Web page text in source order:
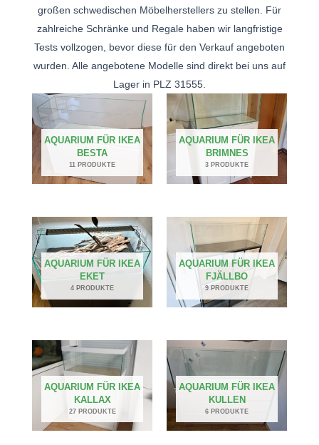
großen schwedischen Möbelherstellers zu stellen. Für
zahlreiche Schränke und Regale haben wir langfristige
Tests vollzogen, bevor diese für den Verkauf angeboten
wurden. Alle angebotene Modelle sind direkt bei uns auf
Lager in PLZ 31555.
AQUARIUM FÜR IKEA
BESTA
11 PRODUKTE
AQUARIUM FÜR IKEA
BRIMNES
3 PRODUKTE
AQUARIUM FÜR IKEA
EKET
4 PRODUKTE
AQUARIUM FÜR IKEA
FJÄLLBO
9 PRODUKTE
AQUARIUM FÜR IKEA
KALLAX
27 PRODUKTE
AQUARIUM FÜR IKEA
KULLEN
6 PRODUKTE